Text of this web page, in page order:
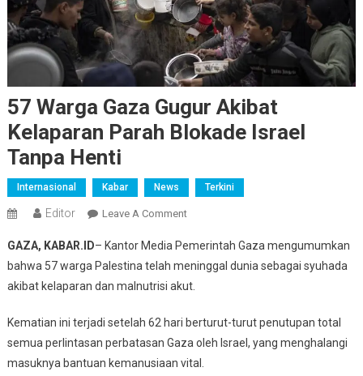
57 Warga Gaza Gugur Akibat
Kelaparan Parah Blokade Israel
Tanpa Henti
Internasional Kabar News Terkini
Editor Leave A CommentOn
Warga
Gaza
Gugur
Kelaparan
Parah
Blokade
GAZA, KABAR.ID– Kantor Media Pemerintah Gaza mengumumkan
bahwa 57 warga Palestina telah meninggal dunia sebagai syuhada
akibat kelaparan dan malnutrisi akut.
Kematian ini terjadi setelah 62 hari berturut-turut penutupan total
semua perlintasan perbatasan Gaza oleh Israel, yang menghalangi
masuknya bantuan kemanusiaan vital.